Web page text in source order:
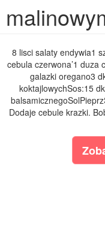
8 lisci salaty endywia1
cebula czerwona’1 duza
galazki oregano3
koktajlowychSos:15
Dodaje cebule krazki.